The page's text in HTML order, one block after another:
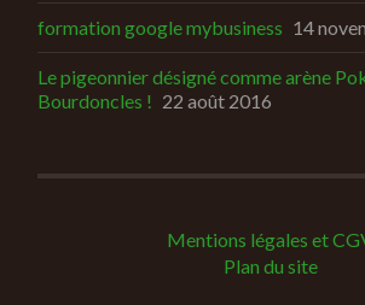
formation google mybusiness 14
Le pigeonnier désigné comme arène
Bourdoncles ! 22 août 2016
Mentions légales et
Plan du site